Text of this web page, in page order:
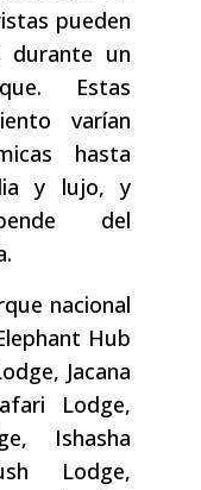
pueden
durante un
Estas
varían
hasta
y lujo, y
del
nacional
Hub
Jacana
Lodge,
Ishasha
Lodge,